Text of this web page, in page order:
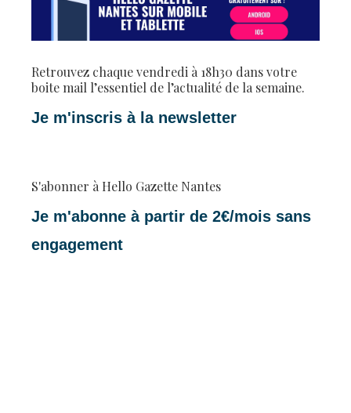
Retrouvez chaque vendredi à 18h30 dans votre
boite mail l’essentiel de l’actualité de la semaine.
Je m'inscris à la newsletter
S'abonner à Hello Gazette Nantes
Je m'abonne à partir de 2€/mois sans
engagement